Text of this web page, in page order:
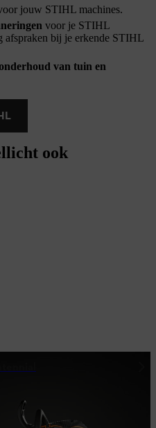
jouw STIHL machines.
voor je STIHL
afspraken bij je erkende STIHL
van tuin en
ook